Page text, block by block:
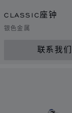
CLASSIC座钟
银色金属
联系我们